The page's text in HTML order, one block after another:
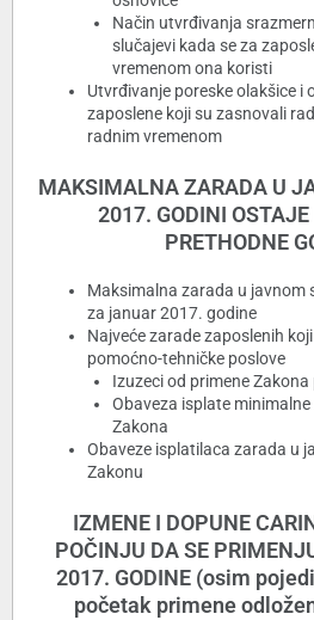
Način utvrđivanja
slučajevi kada se za
vremenom ona koristi
Utvrđivanje poreske olakšice i
zaposlene koji su zasnovali
radnim vremenom
MAKSIMALNA ZARADA U
2017. GODINI
PRETHODNE
Maksimalna zarada u javnom
za januar 2017. godine
Najveće zarade zaposlenih
pomoćno-tehničke poslove
Izuzeci od primene
Obaveza isplate
Zakona
Obaveze isplatilaca zarada u
Zakonu
IZMENE I DOPUNE
POČINJU DA SE
2017. GODINE (osim
početak primene